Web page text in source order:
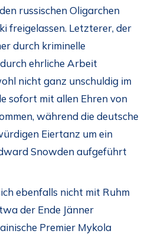
russischen Oligarchen
freigelassen. Letzterer, der
durch kriminelle
ehrliche Arbeit
nicht ganz unschuldig im
sofort mit allen Ehren von
während die deutsche
Eiertanz um ein
Snowden aufgeführt
ebenfalls nicht mit Ruhm
der Ende Jänner
Premier Mykola